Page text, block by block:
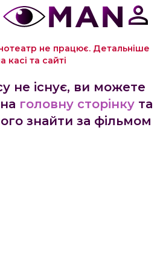
не працює. Детальніше
касі та сайті
не існує, ви можете
головну сторінку та
знайти за фільмом